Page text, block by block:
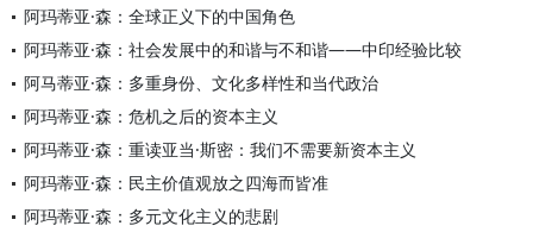
阿玛蒂亚·森：全球正义下的中国角色
阿玛蒂亚·森：社会发展中的和谐与不和谐——中印经验比较
阿马蒂亚·森：多重身份、文化多样性和当代政治
阿玛蒂亚·森：危机之后的资本主义
阿玛蒂亚·森：重读亚当·斯密：我们不需要新资本主义
阿玛蒂亚·森：民主价值观放之四海而皆准
阿玛蒂亚·森：多元文化主义的悲剧